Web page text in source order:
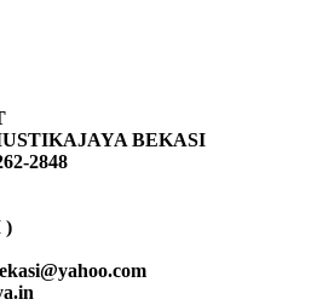
BEKASI
2848
)